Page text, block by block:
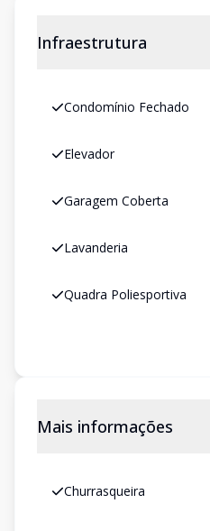
Infraestrutura
Condomínio Fechado
Elevador
Garagem Coberta
Lavanderia
Quadra Poliesportiva
Mais informações
Churrasqueira